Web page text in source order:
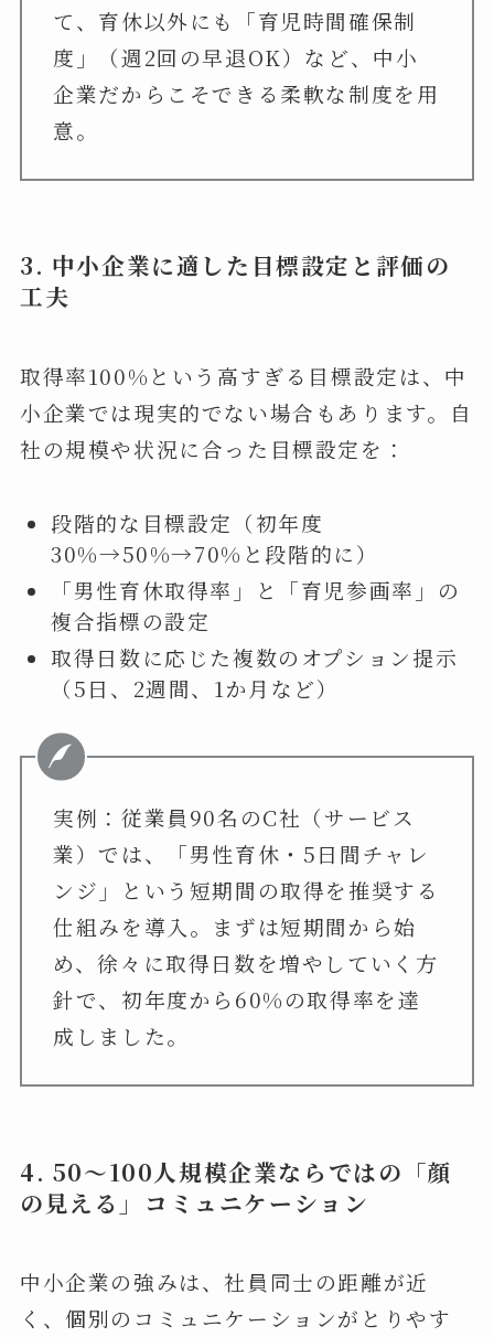
て、育休以外にも「育児時間確保制
度」（週2回の早退OK）など、中小
企業だからこそできる柔軟な制度を用
意。
3. 中小企業に適した目標設定と評価の
工夫
取得率100%という高すぎる目標設定は、中
小企業では現実的でない場合もあります。自
社の規模や状況に合った目標設定を：
段階的な目標設定（初年度
30%→50%→70%と段階的に）
「男性育休取得率」と「育児参画率」の
複合指標の設定
取得日数に応じた複数のオプション提示
（5日、2週間、1か月など）
実例：従業員90名のC社（サービス
業）では、「男性育休・5日間チャレ
ンジ」という短期間の取得を推奨する
仕組みを導入。まずは短期間から始
め、徐々に取得日数を増やしていく方
針で、初年度から60%の取得率を達
成しました。
4. 50～100人規模企業ならではの「顔
の見える」コミュニケーション
中小企業の強みは、社員同士の距離が近
く、個別のコミュニケーションがとりやす